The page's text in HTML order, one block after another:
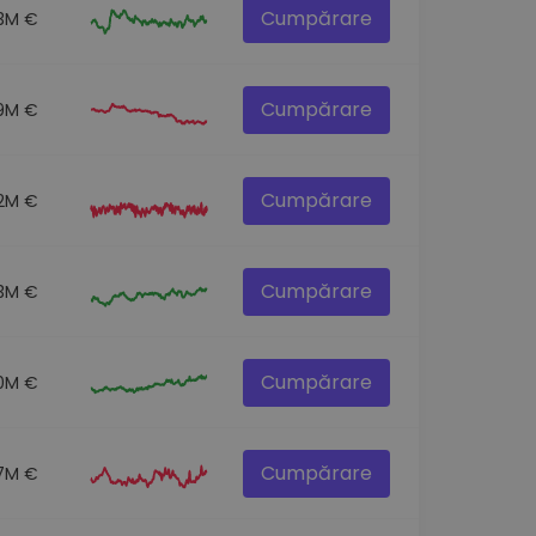
€ Cumpărare
€ Cumpărare
€ Cumpărare
€ Cumpărare
€ Cumpărare
€ Cumpărare